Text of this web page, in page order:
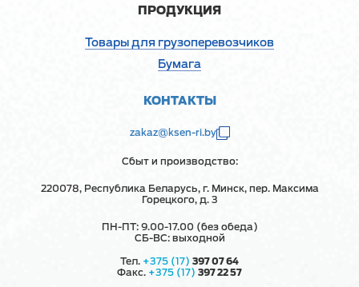
ПРОДУКЦИЯ
Товары для грузоперевозчиков
Бумага
КОНТАКТЫ
zakaz@ksen-ri.by
Сбыт и производство:
220078, Республика Беларусь, г. Минск, пер. Максима
Горецкого, д. 3
ПН-ПТ: 9.00-17.00 (без обеда)
СБ-ВС: выходной
Тел. +375 (17) 397 07 64
Факс. +375 (17) 397 22 57